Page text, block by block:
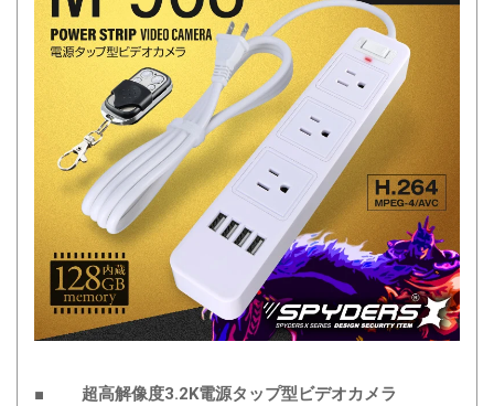
■ 超高解像度3.2K電源タップ型ビデオカメラ